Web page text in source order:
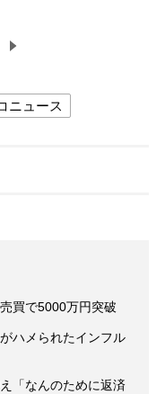
ニュース
買で5000万円突破
ハメられたインフル
「なんのために返済